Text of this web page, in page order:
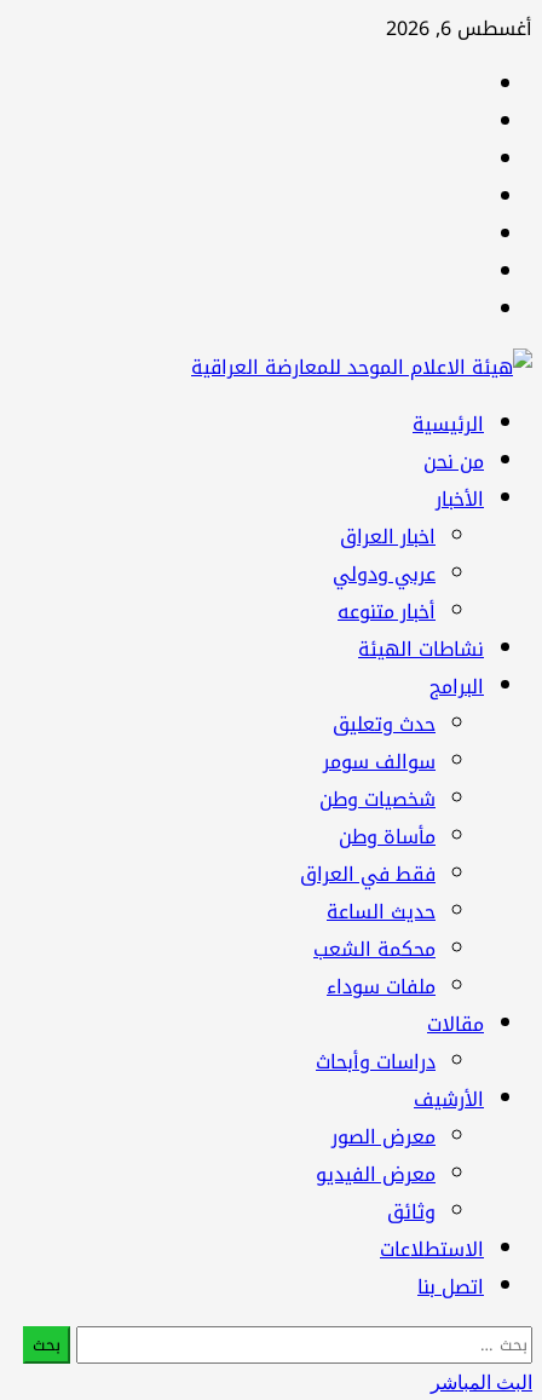
تخطي
أغسطس 6, 2026
القائمة
الرئيسية
الرئيسية
من نحن
الأخبار
اخبار العراق
عربي ودولي
أخبار متنوعه
نشاطات الهيئة
البرامج
حدث وتعليق
سوالف سومر
شخصيات وطن
مأساة وطن
فقط في العراق
حديث الساعة
محكمة الشعب
ملفات سوداء
مقالات
دراسات وأبحاث
الأرشيف
معرض الصور
معرض الفيديو
وثائق
الاستطلاعات
اتصل بنا
البحث
عن:
البث المباشر